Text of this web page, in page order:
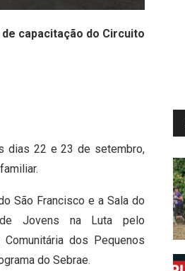
capacitação do Circuito
dias 22 e 23 de setembro,
São Francisco e a Sala do
de Jovens na Luta pelo
dos Pequenos
do Sebrae.